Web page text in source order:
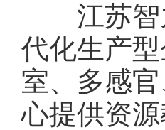
江苏智九
代化生产
室、多感
心提供资